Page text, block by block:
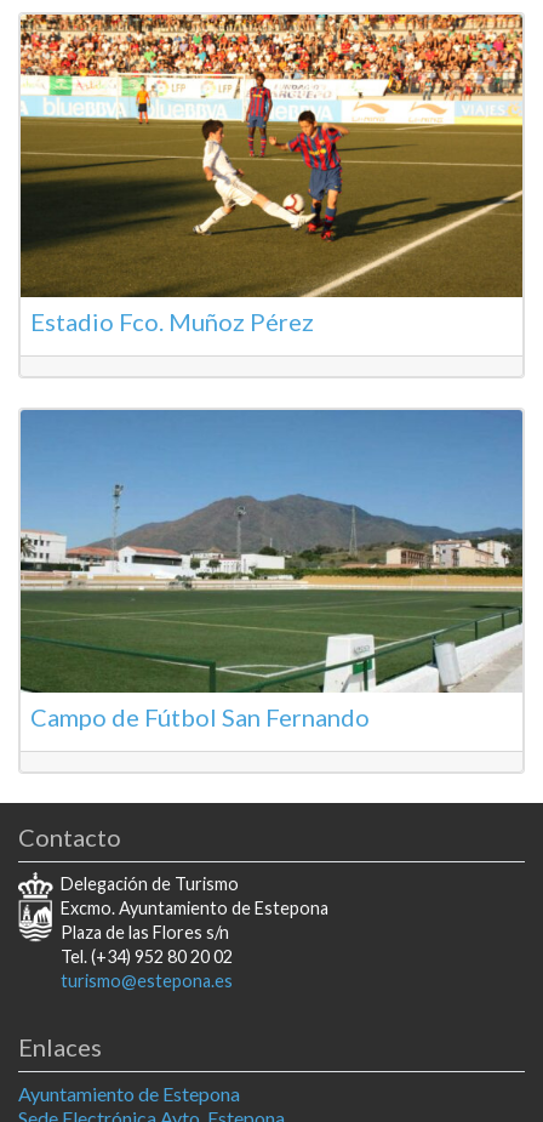
Estadio Fco. Muñoz Pérez
Campo de Fútbol San Fernando
Contacto
Delegación de Turismo
Excmo. Ayuntamiento de Estepona
Plaza de las Flores s/n
Tel. (+34) 952 80 20 02
turismo@estepona.es
Enlaces
Ayuntamiento de Estepona
Sede Electrónica Ayto. Estepona